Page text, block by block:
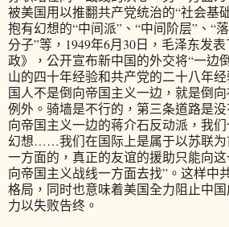
被美国用以推翻共产党统治的“社会基
抱有幻想的“中间派”、“中间阶层”、“
分子”等，1949年6月30日，毛泽东发
政》，公开宣布新中国的外交将“一边
山的四十年经验和共产党的二十八年
国人不是倒向帝国主义一边，就是倒
例外。骑墙是不行的，第三条道路是
向帝国主义一边的蒋介石反动派，我
幻想……我们在国际上是属于以苏联为
一方面的，真正的友谊的援助只能向
向帝国主义战线一方面去找”。这样中
格局，同时也意味着美国全力阻止中
力以失败告终。